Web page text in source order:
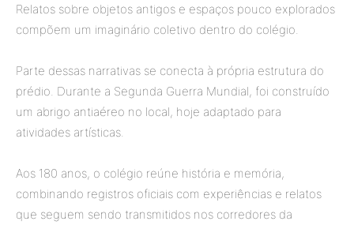
Relatos sobre objetos antigos e espaços pouco explorados
compõem um imaginário coletivo dentro do colégio.
Parte dessas narrativas se conecta à própria estrutura do
prédio. Durante a Segunda Guerra Mundial, foi construído
um abrigo antiaéreo no local, hoje adaptado para
atividades artísticas.
Aos 180 anos, o colégio reúne história e memória,
combinando registros oficiais com experiências e relatos
que seguem sendo transmitidos nos corredores da